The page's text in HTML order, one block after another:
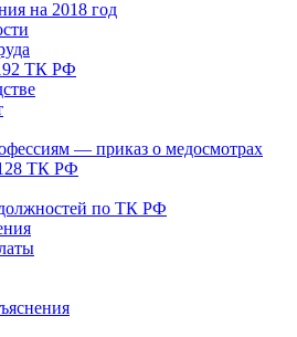
на 2018 год
ТК РФ
— приказ о медосмотрах
ТК РФ
по ТК РФ